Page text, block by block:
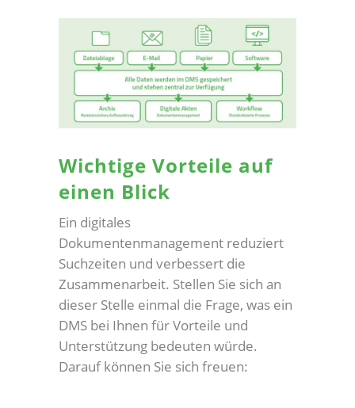
Wichtige Vorteile auf
einen Blick
Ein digitales
Dokumentenmanagement reduziert
Suchzeiten und verbessert die
Zusammenarbeit. Stellen Sie sich an
dieser Stelle einmal die Frage, was ein
DMS bei Ihnen für Vorteile und
Unterstützung bedeuten würde.
Darauf können Sie sich freuen: